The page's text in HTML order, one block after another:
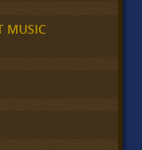
MUSIC